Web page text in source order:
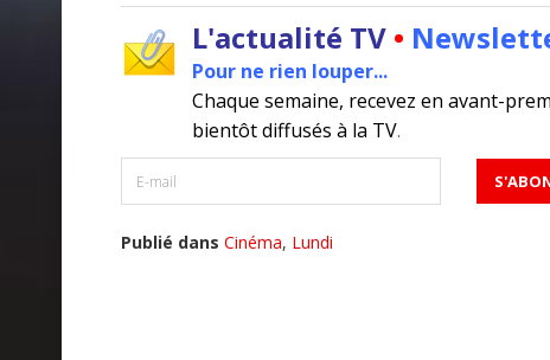
L'actualité TV •
Pour ne rien louper...
Chaque semaine, recevez en avant-
bientôt diffusés à la TV.
Publié dans Cinéma, Lundi